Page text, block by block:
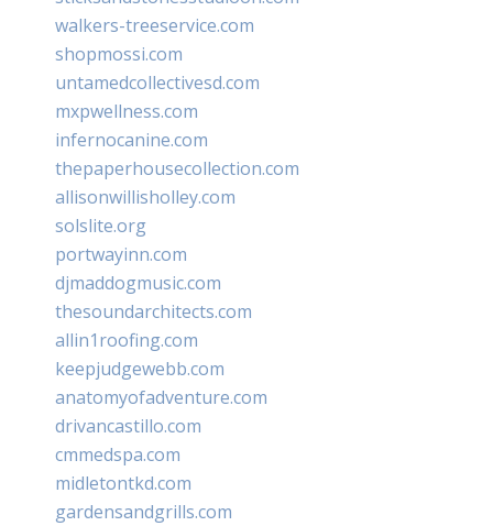
walkers-treeservice.com
shopmossi.com
untamedcollectivesd.com
mxpwellness.com
infernocanine.com
thepaperhousecollection.com
allisonwillisholley.com
solslite.org
portwayinn.com
djmaddogmusic.com
thesoundarchitects.com
allin1roofing.com
keepjudgewebb.com
anatomyofadventure.com
drivancastillo.com
cmmedspa.com
midletontkd.com
gardensandgrills.com